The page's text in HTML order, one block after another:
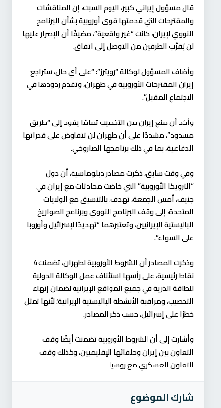
قال مسؤول إيراني كبير، اليوم السبت، إن المناقشات
والمقترحات التي قدمتها قوى أوروبية بشأن البرنامج
النووي لإيران، كانت “غير واقعية”، مضيفًا أن الإصرار عليها
لن يُقرِّب الطرفين من التوصل إلى اتفاق.
وأضاف المسؤول لوكالة “رويترز”: “على أي حال، ستراجع
إيران المقترحات الأوروبية في طهران، وتقدم ردودها في
الاجتماع المقبل”.
وأكد أن منع إيران من التخصيب تمامًا يقود إلى “طريق
مسدود”، مشددًا على أن طهران لن تتفاوض على قدراتها
الدفاعية، بما في ذلك برنامجها الصاروخي.
وفي وقت سابق، ذكرت مصادر دبلوماسية، أن دول
“الترويكا الأوروبية” التي خاضت محادثات مع إيران في
جنيف، أمس الجمعة، تهدف، بالتنسيق مع الولايات
المتحدة، إلى وقف البرنامج النووي وبرنامج الصواريخ
الباليستية الإيرانيين، وتعتبرهما “تهديدًا لإسرائيل وأوروبا
على السواء”.
وذكرت المصادر أن الشروط الأوروبية لطهران، تضمنت 4
نقاط رئيسية، على رأسها استئناف عمل الوكالة الدولية
للطاقة الذرية في جميع المواقع الإيرانية لضمان إنهاء
التخصيب، ومراقبة الأنشطة الباليستية الإيرانية؛ لأنها تمثل
خطرًا على إسرائيل، حسب ذكر المصادر.
وأشارت إلى أن الشروط الأوروبية تضمنت أيضًا وقف
التعاون بين إيران وحلفائها الإقليميين، وكذلك وقف
التعاون العسكري مع روسيا.
شارك الموضوع